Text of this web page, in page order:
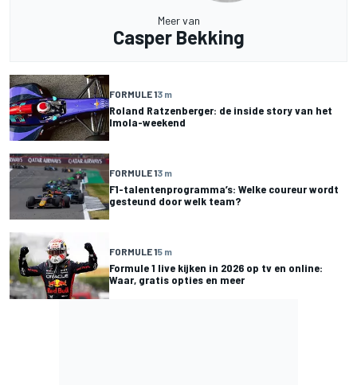
Meer van
Casper Bekking
FORMULE 13 m
Roland Ratzenberger: de inside story van het
Imola-weekend
FORMULE 13 m
F1-talentenprogramma’s: Welke coureur wordt
gesteund door welk team?
FORMULE 15 m
Formule 1 live kijken in 2026 op tv en online:
Waar, gratis opties en meer